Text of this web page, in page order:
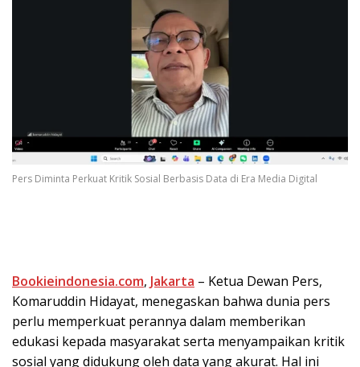
Pers Diminta Perkuat Kritik Sosial Berbasis Data di Era Media Digital
Bookieindonesia.com, Jakarta – Ketua Dewan Pers,
Komaruddin Hidayat, menegaskan bahwa dunia pers
perlu memperkuat perannya dalam memberikan
edukasi kepada masyarakat serta menyampaikan kritik
sosial yang didukung oleh data yang akurat. Hal ini